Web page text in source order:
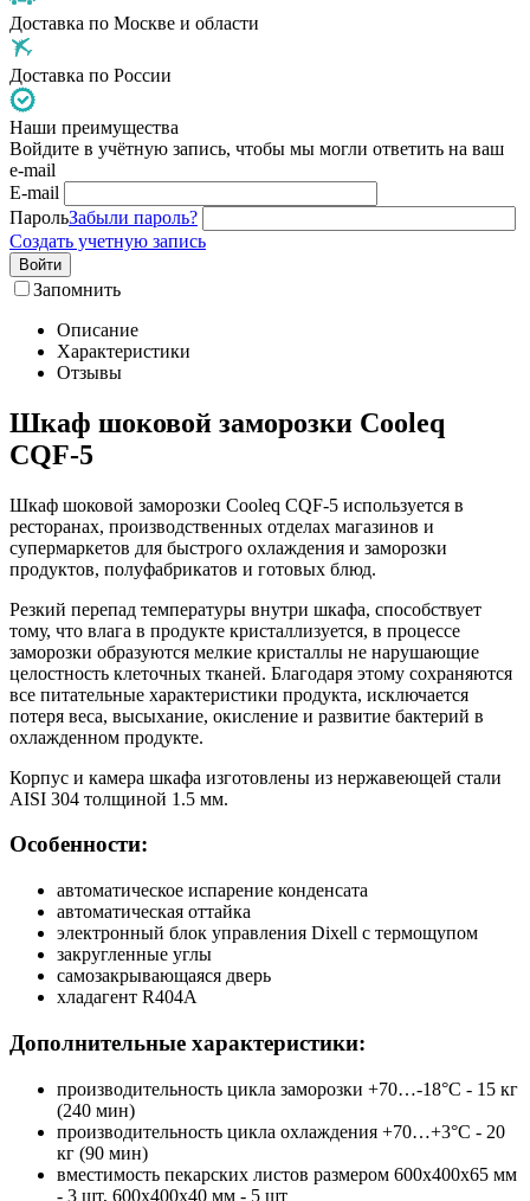
Доставка по Москве и области
Доставка по России
Наши преимущества
Войдите в учётную запись, чтобы мы могли ответить на ваш
e-mail
E-mail
ПарольЗабыли пароль?
Создать учетную запись
Войти
Запомнить
Описание
Характеристики
Отзывы
Шкаф шоковой заморозки Cooleq
CQF-5
Шкаф шоковой заморозки Cooleq CQF-5 используется в
ресторанах, производственных отделах магазинов и
супермаркетов для быстрого охлаждения и заморозки
продуктов, полуфабрикатов и готовых блюд.
Резкий перепад температуры внутри шкафа, способствует
тому, что влага в продукте кристаллизуется, в процессе
заморозки образуются мелкие кристаллы не нарушающие
целостность клеточных тканей. Благодаря этому сохраняются
все питательные характеристики продукта, исключается
потеря веса, высыхание, окисление и развитие бактерий в
охлажденном продукте.
Корпус и камера шкафа изготовлены из нержавеющей стали
AISI 304 толщиной 1.5 мм.
Особенности:
автоматическое испарение конденсата
автоматическая оттайка
электронный блок управления Dixell с термощупом
закругленные углы
самозакрывающаяся дверь
хладагент R404A
Дополнительные характеристики:
производительность цикла заморозки +70…-18°С - 15 кг
(240 мин)
производительность цикла охлаждения +70…+3°С - 20
кг (90 мин)
вместимость пекарских листов размером 600х400х65 мм
- 3 шт, 600х400х40 мм - 5 шт